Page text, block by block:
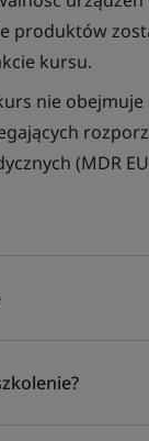
produktów
kursu.
nie obejmuje
(MDR